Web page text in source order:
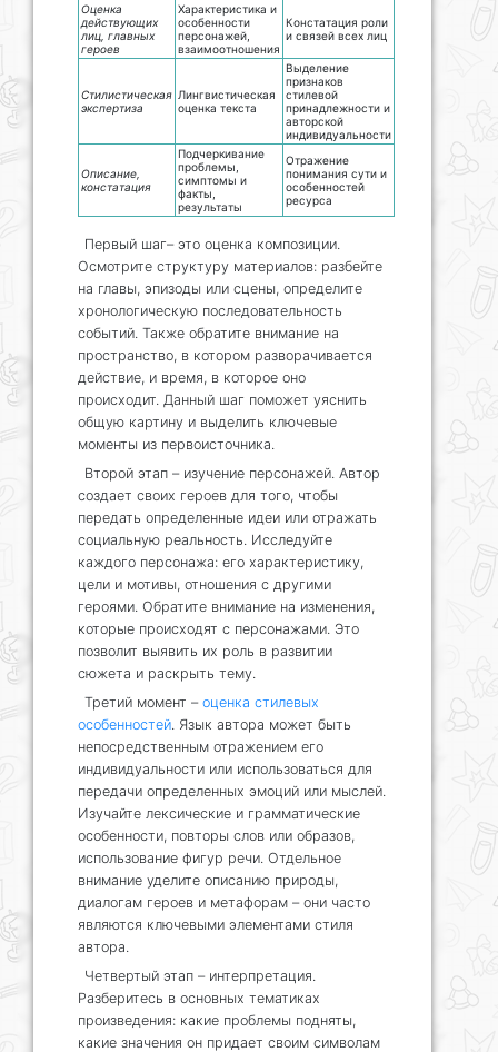
Оценка
действующих
лиц, главных
героев
Характеристика и
особенности
персонажей,
взаимоотношения
Констатация роли
и связей всех лиц
Стилистическая
экспертиза
Лингвистическая
оценка текста
Выделение
признаков
стилевой
принадлежности и
авторской
индивидуальности
Описание,
констатация
Подчеркивание
проблемы,
симптомы и
факты,
результаты
Отражение
понимания сути и
особенностей
ресурса
Первый шаг– это оценка композиции.
Осмотрите структуру материалов: разбейте
на главы, эпизоды или сцены, определите
хронологическую последовательность
событий. Также обратите внимание на
пространство, в котором разворачивается
действие, и время, в которое оно
происходит. Данный шаг поможет уяснить
общую картину и выделить ключевые
моменты из первоисточника.
Второй этап – изучение персонажей. Автор
создает своих героев для того, чтобы
передать определенные идеи или отражать
социальную реальность. Исследуйте
каждого персонажа: его характеристику,
цели и мотивы, отношения с другими
героями. Обратите внимание на изменения,
которые происходят с персонажами. Это
позволит выявить их роль в развитии
сюжета и раскрыть тему.
Третий момент – оценка стилевых
особенностей . Язык автора может быть
непосредственным отражением его
индивидуальности или использоваться для
передачи определенных эмоций или мыслей.
Изучайте лексические и грамматические
особенности, повторы слов или образов,
использование фигур речи. Отдельное
внимание уделите описанию природы,
диалогам героев и метафорам – они часто
являются ключевыми элементами стиля
автора.
Четвертый этап – интерпретация.
Разберитесь в основных тематиках
произведения: какие проблемы подняты,
какие значения он придает своим символам